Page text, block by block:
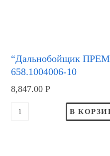
“Дальнобойщик
658.1004006-10
8,847.00Р
В